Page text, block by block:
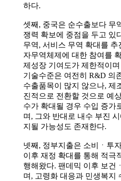
하다.
셋째, 중국은 순수출보다 무
쟁력 확보에 중점을 두고 있
무역, 서비스 무역 확대를 추
자무역체제에 대한 참여를
제성장 기여도가 제한적이
기술수준은 여전히 R&D 의
수출품목이 많지 않으나, 제
진적으로 전환할 것으로 예
수가 확대될 경우 수입 증가
며, 그와 반대로 내수 부진
지될 가능성도 존재한다.
넷째, 정부지출은 소비ㆍ투
이후 재정 확대를 통해 적극
행해왔다. 팬데믹 이후 보건
며, 고령화 대응과 민생복지